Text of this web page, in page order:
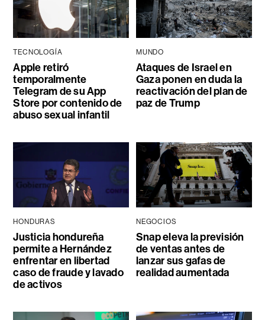
TECNOLOGÍA
Apple retiró
temporalmente
Telegram de su App
Store por contenido de
abuso sexual infantil
MUNDO
Ataques de Israel en
Gaza ponen en duda la
reactivación del plan de
paz de Trump
HONDURAS
Justicia hondureña
permite a Hernández
enfrentar en libertad
caso de fraude y lavado
de activos
NEGOCIOS
Snap eleva la previsión
de ventas antes de
lanzar sus gafas de
realidad aumentada